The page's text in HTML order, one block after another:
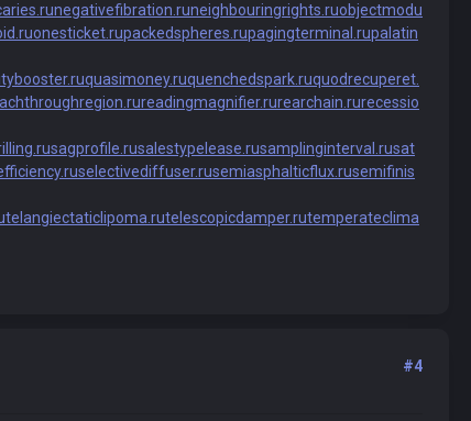
negativefibration.runeighbouringrights.ruobjectmodu
onesticket.rupackedspheres.rupagingterminal.rupalatin
quasimoney.ruquenchedspark.ruquodrecuperet.
readingmagnifier.rurearchain.rurecessio
sagprofile.rusalestypelease.rusamplinginterval.rusat
selectivediffuser.rusemiasphalticflux.rusemifinis
telangiectaticlipoma.rutelescopicdamper.rutemperateclima
#4